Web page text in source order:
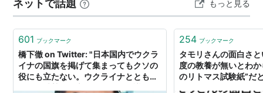
ネットで話題 もっと見る
601 ブックマーク
橋下徹 on Twitter: "日本国内でウクラ
イナの国旗を掲げて集まってもクソの
役にも立たない。ウクライナとともに
254 ブックマーク
タモリさんの面白さ
度の教養が無いとわ
のリトマス試験紙”だ